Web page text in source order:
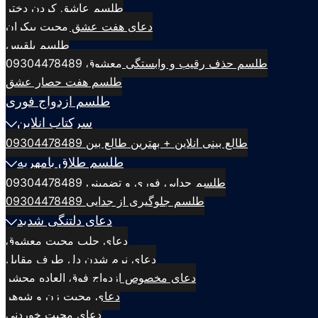
طلسم عاشق کردن دختر
دعای هفت عشق محبت بیکران
طلسم بلقيس
طلسم حذف رقیب و وابستگی معشوق 09304478489
طلسم هفت حصار عشق
طلسم ازدواج فوری
سرکتاب انلاین
طالع بینی انلاین + بهترین طالع بین 09304478489
طلسم طلاق بامهریه
طلسم جدایی فوری و تضمینی 09304478489
طلسم جلوگیری از جدایی 09304478489
دعای دلتنگی شدید
دعای جلب محبت معشوق
دعای نرم شدن دل طرف مقابل
دعای مخصوص ازدواج فوق العاده محشر
دعای محبت زن و شوهر
دعای محبت خوردنی